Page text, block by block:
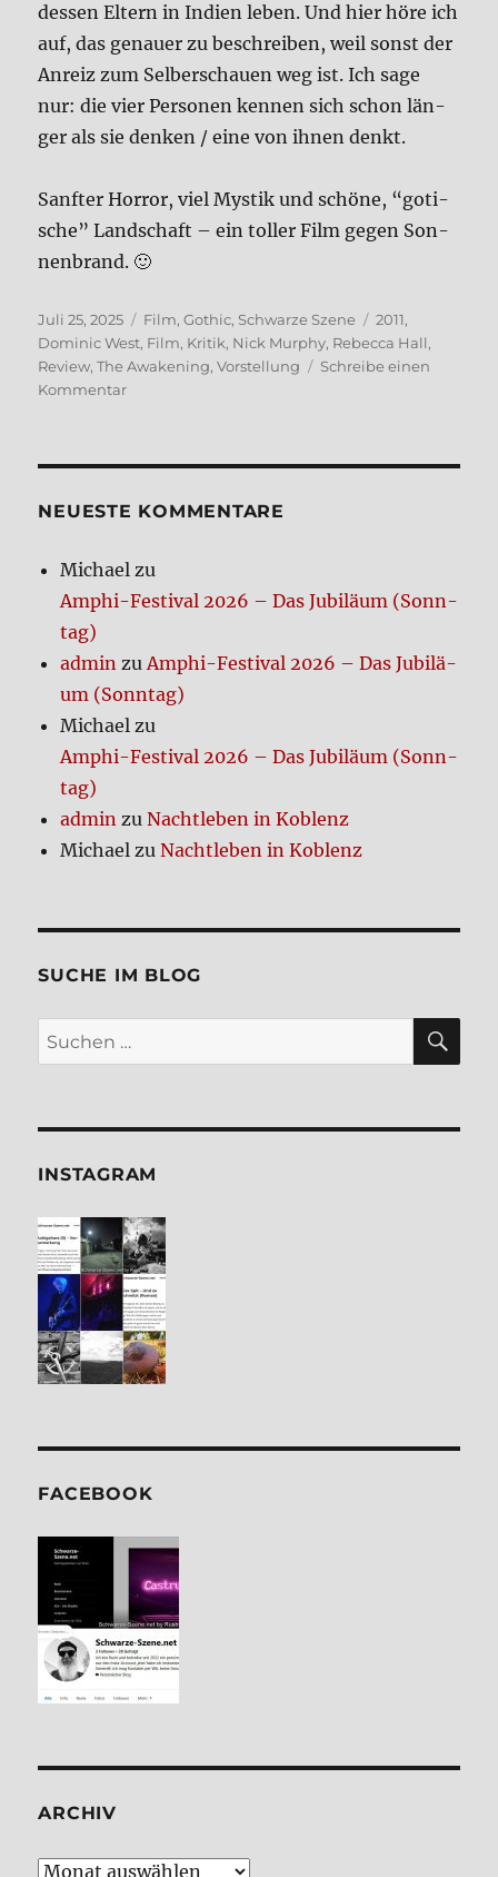
des­sen Eltern in Indi­en leben. Und hier höre ich
auf, das genau­er zu beschrei­ben, weil sonst der
Anreiz zum Sel­ber­schau­en weg ist. Ich sage
nur: die vier Per­so­nen ken­nen sich schon län­
ger als sie den­ken / eine von ihnen denkt.
Sanf­ter Hor­ror, viel Mystik und schö­ne, “goti­
sche” Land­schaft – ein tol­ler Film gegen Son­
nen­brand. 🙂
Veröffentlicht
am
Juli 25, 2025 Kategorien
Film,Gothic, Schwarze Szene Schlagwörter
2011,
Dominic West, Film, Kritik, Nick Murphy, Rebecca Hall,
Review,The Awakening,Vorstellung
Schreibe einen
Kommentarzu
(Film)
NEUE­STE KOM­MEN­TA­RE
Michael zu
Amphi-Festi­val 2026 – Das Jubi­lä­um (Sonn­
tag)
admin zuAmphi-Festi­val 2026 – Das Jubi­lä­
um (Sonn­tag)
Michael zu
Amphi-Festi­val 2026 – Das Jubi­lä­um (Sonn­
tag)
admin zuNacht­le­ben in Koblenz
Michael zuNacht­le­ben in Koblenz
SUCHE IM BLOG
Suchen
nach:
INSTA­GRAM
FACE­BOOK
ARCHIV
Archiv